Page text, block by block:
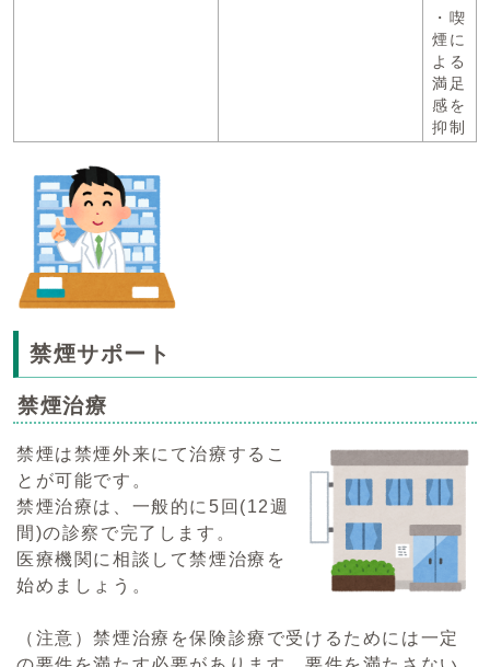
・喫
煙に
よる
満足
感を
抑制
禁煙サポート
禁煙治療
禁煙は禁煙外来にて治療するこ
とが可能です。
禁煙治療は、一般的に5回(12週
間)の診察で完了します。
医療機関に相談して禁煙治療を
始めましょう。
（注意）禁煙治療を保険診療で受けるためには一定